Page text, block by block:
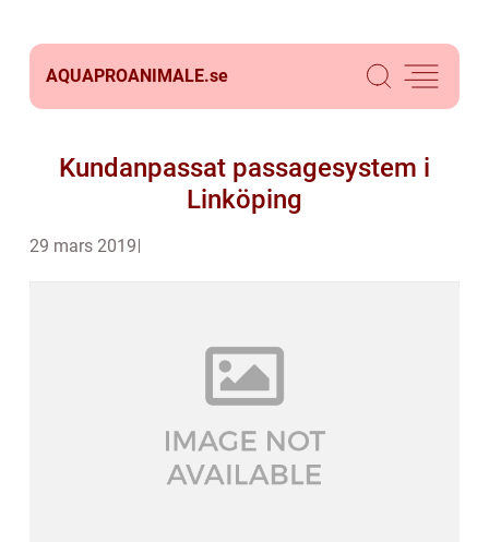
AQUAPROANIMALE.se
Kundanpassat passagesystem i
Linköping
29 mars 2019